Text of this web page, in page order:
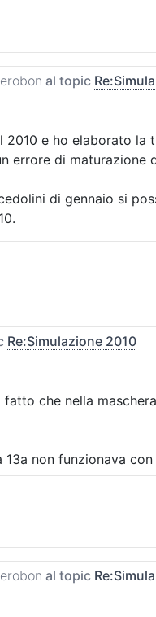
al topic
e ho elaborato
errore di maturazione
di gennaio si
Re:Simulazione 2010
che nella
non funzionava
al topic